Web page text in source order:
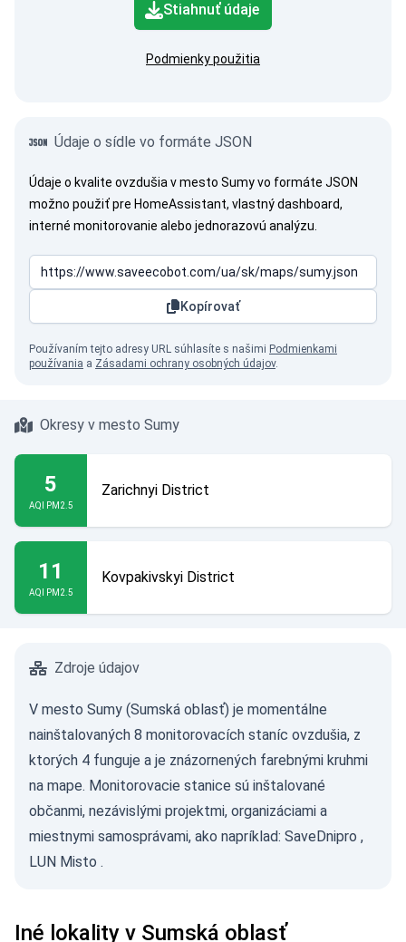
Stiahnuť údaje
Podmienky použitia
Údaje o sídle vo formáte JSON
Údaje o kvalite ovzdušia v mesto Sumy vo formáte JSON
možno použiť pre HomeAssistant, vlastný dashboard,
interné monitorovanie alebo jednorazovú analýzu.
Kopírovať
Používaním tejto adresy URL súhlasíte s našimi Podmienkami
používania a Zásadami ochrany osobných údajov.
Okresy v mesto Sumy
5
AQI PM2.5
Zarichnyi District
11
AQI PM2.5
Kovpakivskyi District
Zdroje údajov
V mesto Sumy (Sumská oblasť) je momentálne
nainštalovaných 8 monitorovacích staníc ovzdušia, z
ktorých 4 funguje a je znázornených farebnými kruhmi
na mape. Monitorovacie stanice sú inštalované
občanmi, nezávislými projektmi, organizáciami a
miestnymi samosprávami, ako napríklad: SaveDnipro ,
LUN Misto .
Iné lokality v Sumská oblasť